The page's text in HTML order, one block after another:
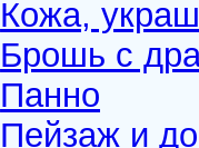
Кожа,
Брошь с
Панно
Пейзаж и